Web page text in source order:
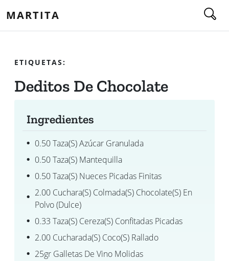
MARTITA
ETIQUETAS:
Deditos De Chocolate
Ingredientes
0.50 Taza(s) Azúcar Granulada
0.50 Taza(s) Mantequilla
0.50 Taza(s) Nueces Picadas Finitas
2.00 Cuchara(s) Colmada(s) Chocolate(s) En
Polvo (dulce)
0.33 Taza(s) Cereza(s) Confitadas Picadas
2.00 Cucharada(s) Coco(s) Rallado
25gr Galletas De Vino Molidas